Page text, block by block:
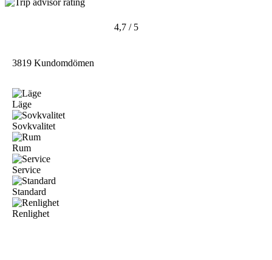
4,7 / 5
3819 Kundomdömen
Läge
Sovkvalitet
Rum
Service
Standard
Renlighet